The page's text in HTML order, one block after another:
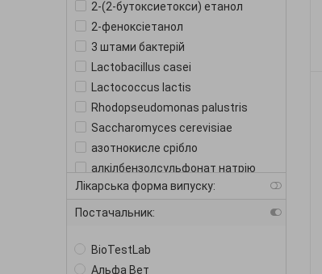
2-(2-бутоксиетокси) етанол
2-феноксіетанол
3 штами бактерій
Lactobacillus casei
Lactococcus lactis
Rhodopseudomonas palustris
Saccharomyces cerevisiae
азотнокисле срібло
алкілбензолсульфонат натрію
алкілдиметилбензиламоній
Лікарська форма випуску:
Постачальник:
BioTestLab
Альфа Вет